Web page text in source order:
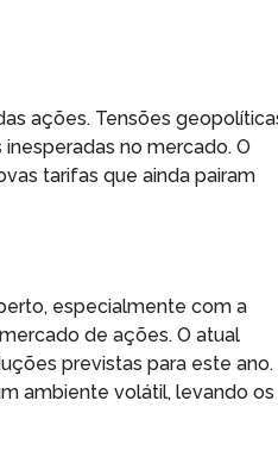
ações. Tensões
no mercado. O
tarifas que ainda pairam
especialmente com a
de ações. O atual
previstas para este ano.
ambiente volátil, levando os